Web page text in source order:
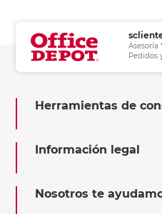
Asesoría
Pedidos
Herramientas de
Información legal
Nosotros te